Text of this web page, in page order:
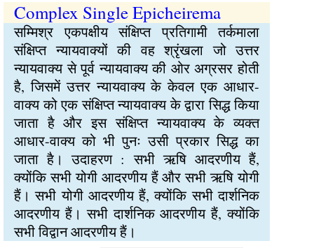
Complex Single Epicheirema
सम्मिश्र एकपक्षीय संक्षिप्त प्रतिगामी तर्कमाला
संक्षिप्त न्यायवाक्यों की वह श्रृंखला जो उत्तर
न्यायवाक्य से पूर्व न्यायवाक्य की ओर अग्रसर होती
है, जिसमें उत्तर न्यायवाक्य के केवल एक आधार-
वाक्य को एक संक्षिप्त न्यायवाक्य के द्वारा सिद्ध किया
जाता है और इस संक्षिप्त न्यायवाक्य के व्यक्त
आधार-वाक्य को भी पुनः उसी प्रकार सिद्ध का
जाता है। उदाहरण : सभी ऋषि आदरणीय हैं,
क्योंकि सभी योगी आदरणीय हैं और सभी ऋषि योगी
हैं। सभी योगी आदरणीय हैं, क्योंकि सभी दार्शनिक
आदरणीय हैं। सभी दार्शनिक आदरणीय हैं, क्योंकि
सभी विद्वान आदरणीय हैं।